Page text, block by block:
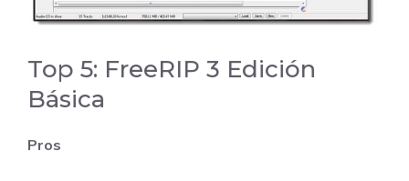
Top 5: FreeRIP 3 Edición
Básica
Pros